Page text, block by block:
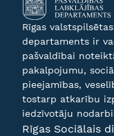
Rīgas
departaments ir
pašvaldībai
pakalpojumu,
pieejamības,
tostarp atkarību
iedzīvotāju
Rīgas Sociālais